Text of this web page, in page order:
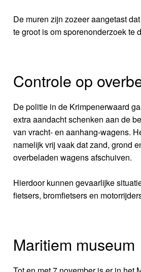
De muren zijn zozeer aangetast
te groot is om sporenonderzoek te
Controle op
De politie in de Krimpenerwaard
extra aandacht schenken aan de
van vracht- en aanhang-wagens.
namelijk vrij vaak dat zand, grond
overbeladen wagens afschuiven.
Hierdoor kunnen gevaarlijke
fietsers, bromfietsers en
Maritiem museum